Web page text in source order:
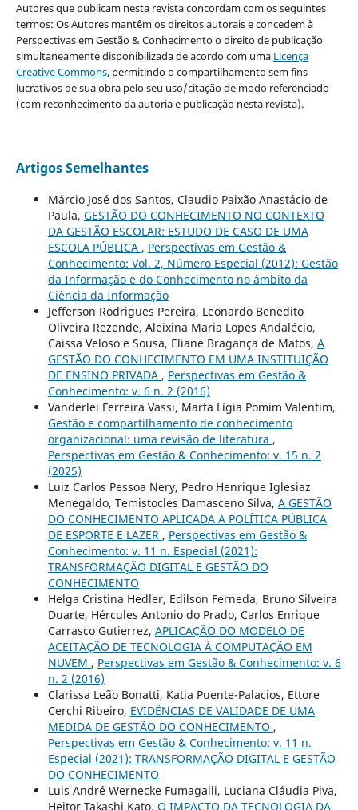
Autores que publicam nesta revista concordam com os seguintes
termos: Os Autores mantêm os direitos autorais e concedem à
Perspectivas em Gestão & Conhecimento o direito de publicação
simultaneamente disponibilizada de acordo com uma Licença
Creative Commons, permitindo o compartilhamento sem fins
lucrativos de sua obra pelo seu uso/citação de modo referenciado
(com reconhecimento da autoria e publicação nesta revista).
Artigos Semelhantes
Márcio José dos Santos, Claudio Paixão Anastácio de
Paula, GESTÃO DO CONHECIMENTO NO CONTEXTO
DA GESTÃO ESCOLAR: ESTUDO DE CASO DE UMA
ESCOLA PÚBLICA , Perspectivas em Gestão &
Conhecimento: Vol. 2, Número Especial (2012): Gestão
da Informação e do Conhecimento no âmbito da
Ciência da Informação
Jefferson Rodrigues Pereira, Leonardo Benedito
Oliveira Rezende, Aleixina Maria Lopes Andalécio,
Caissa Veloso e Sousa, Eliane Bragança de Matos, A
GESTÃO DO CONHECIMENTO EM UMA INSTITUIÇÃO
DE ENSINO PRIVADA , Perspectivas em Gestão &
Conhecimento: v. 6 n. 2 (2016)
Vanderlei Ferreira Vassi, Marta Lígia Pomim Valentim,
Gestão e compartilhamento de conhecimento
organizacional: uma revisão de literatura ,
Perspectivas em Gestão & Conhecimento: v. 15 n. 2
(2025)
Luiz Carlos Pessoa Nery, Pedro Henrique Iglesiaz
Menegaldo, Temistocles Damasceno Silva, A GESTÃO
DO CONHECIMENTO APLICADA A POLÍTICA PÚBLICA
DE ESPORTE E LAZER , Perspectivas em Gestão &
Conhecimento: v. 11 n. Especial (2021):
TRANSFORMAÇÃO DIGITAL E GESTÃO DO
CONHECIMENTO
Helga Cristina Hedler, Edilson Ferneda, Bruno Silveira
Duarte, Hércules Antonio do Prado, Carlos Enrique
Carrasco Gutierrez, APLICAÇÃO DO MODELO DE
ACEITAÇÃO DE TECNOLOGIA À COMPUTAÇÃO EM
NUVEM , Perspectivas em Gestão & Conhecimento: v. 6
n. 2 (2016)
Clarissa Leão Bonatti, Katia Puente-Palacios, Ettore
Cerchi Ribeiro, EVIDÊNCIAS DE VALIDADE DE UMA
MEDIDA DE GESTÃO DO CONHECIMENTO ,
Perspectivas em Gestão & Conhecimento: v. 11 n.
Especial (2021): TRANSFORMAÇÃO DIGITAL E GESTÃO
DO CONHECIMENTO
Luis André Wernecke Fumagalli, Luciana Cláudia Piva,
Heitor Takashi Kato, O IMPACTO DA TECNOLOGIA DA